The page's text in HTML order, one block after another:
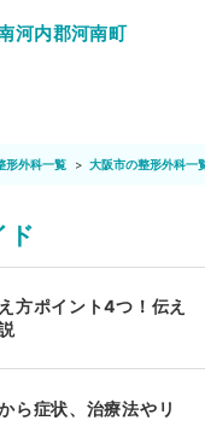
河内郡河南町
形外科一覧 大阪市の整形外科一
ド
方ポイント4つ！伝え
ら症状、治療法やリ